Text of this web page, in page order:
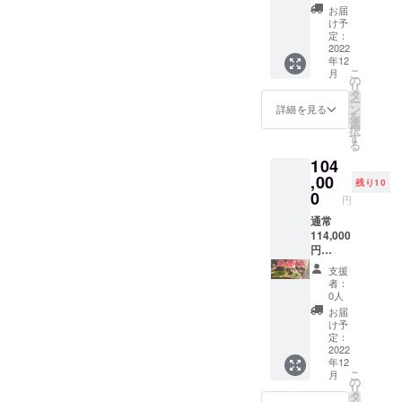
子様か
らお年
寄りの
方まで
お楽し
みいた
だけま
す♪ ・
Red、
Blackの
す。各
10
ティー
バッグ
入り。
・どち
らも美
肌や健
康志向
の方に
おすす
め。 ・
ティー
バッグ
は「ソ
イロ
ン」と
をお願
いしま
す。 ※
この
内、約
500円は
お気持
ちのご
支援と
して開
充てさ
せて頂
きま
す。
投稿
☆(文
字、ロ
ゴやバ
ナーな
どの画
YouTub
eアカウ
他SNS
のアカ
ウント
紹介も
可)
Twitter
をされ
ている
方は、
リツ
イート
などで
宣伝協
力も、
契約中
出来る
範囲で
予約
フォー
ムから
受付け
る予定
です。
限は開
業月か
施術者
は小柄
なた
め、極
端な強
圧はで
きませ
ん。 ※
法令に
基づく
医療、
診療行
為では
ござい
ませ
ん。効
き)を送
らせて
いただ
きます
☆ ま
た、公
と
Twitter
amに、
ご支援
頂いた
方全員
分の植
物を写
真でご
紹介さ
せて頂
きます
♡ ※備
考欄
に、お
花に立
てる名
前札に
時頃開
始予
定。 日
時のご
相談は
させて
頂きま
すが、
す為、
お得な
値段で
施術を
させて
頂きま
す。
コース
内容は
全て通
常通り
行いま
す。
※105分
はオイ
ルト
リート
り、そ
の他に
ドライ
ヘッド
20分や
足湯、
カウン
セリン
かかり
ます。
お着替
え〜会
計まで
全て合
わせて
170分〜
180分(3
時間)は
かかり
ます。
※譲渡可
能。プ
レゼン
トとし
てもぜ
10,000
円✕3枚
・5,000
円✕4枚
・1,000
円✕4枚
・500円
✕2枚 ※
当店で
のみご
ただけ
る金券
チケッ
トで
す。 ※
どの
コース
にもお
使い頂
けます♪
※一度に
まとめ
てお使
い頂け
ます
が、お
釣りは
お届
け予
定：
2022
年12
月
詳細を見る
こ
の
リ
タ
ー
ン
を
選
択
す
る
104
,00
0 円
残り10
通常
114,000
円
(10,000
円お得)
ポピー
オイル
トリー
トメン
トコー
ス(漢方
アロマ
トリー
支援
者：
0人
お届
け予
定：
2022
年12
月
こ
の
リ
タ